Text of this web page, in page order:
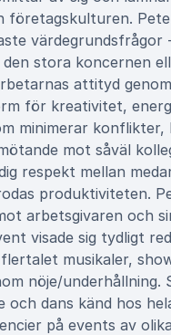
företagskulturen.
stora koncernen
attityd
för kreativitet,
minimerar
mot såväl
respekt mellan
produktiviteten.
arbetsgivaren och
visade sig tydligt
musikaler,
nöje/underhållning.
och dans känd hos
på events av